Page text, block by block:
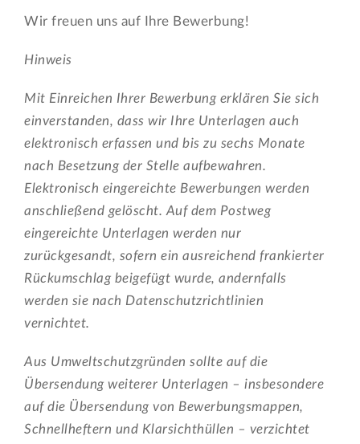
Wir freuen uns auf Ihre Bewerbung!
Hinweis
Mit Einreichen Ihrer Bewerbung erklären Sie sich
einverstanden, dass wir Ihre Unterlagen auch
elektronisch erfassen und bis zu sechs Monate
nach Besetzung der Stelle aufbewahren.
Elektronisch eingereichte Bewerbungen werden
anschließend gelöscht. Auf dem Postweg
eingereichte Unterlagen werden nur
zurückgesandt, sofern ein ausreichend frankierter
Rückumschlag beigefügt wurde, andernfalls
werden sie nach Datenschutzrichtlinien
vernichtet.
Aus Umweltschutzgründen sollte auf die
Übersendung weiterer Unterlagen – insbesondere
auf die Übersendung von Bewerbungsmappen,
Schnellheftern und Klarsichthüllen – verzichtet